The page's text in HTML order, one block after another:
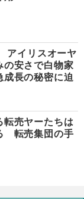
アイリスオーヤ
の安さで白物家
長の秘密に迫
転売ヤーたちは
転売集団の手